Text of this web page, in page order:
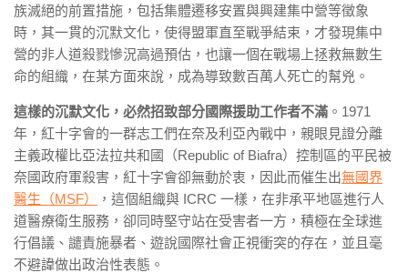
族滅絕的前置措施，包括集體遷移安置與興建集中營等徵象
時，其一貫的沉默文化，使得盟軍直至戰爭結束，才發現集中
營的非人道殺戮慘況高過預估，也讓一個在戰場上拯救無數生
命的組織，在某方面來說，成為導致數百萬人死亡的幫兇。
這樣的沉默文化，必然招致部分國際援助工作者不滿 。1971
年，紅十字會的一群志工們在奈及利亞內戰中，親眼見證分離
主義政權比亞法拉共和國（Republic of Biafra）控制區的平民被
奈國政府軍殺害，紅十字會卻無動於衷，因此而催生出無國界
醫生（MSF）
，這個組織與 ICRC 一樣，在非承平地區進行人
道醫療衛生服務，卻同時堅守站在受害者一方，積極在全球進
行倡議、譴責施暴者、遊說國際社會正視衝突的存在，並且毫
不避諱做出政治性表態。